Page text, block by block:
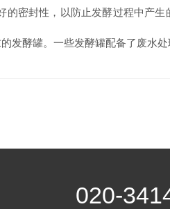
密封性，以防止发酵过程中产
酵罐。一些发酵罐配备了废水
020-